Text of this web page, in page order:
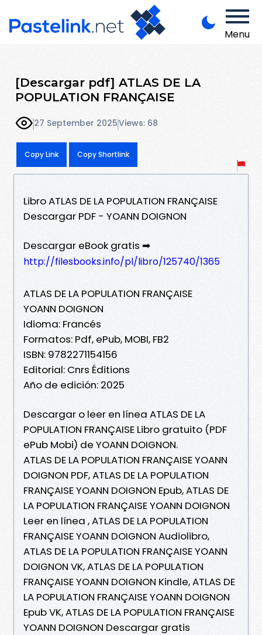
Menu
[Descargar pdf] ATLAS DE LA
POPULATION FRANÇAISE
27 September 2025Views: 68
Copy Link Copy Shortlink
Libro ATLAS DE LA POPULATION FRANÇAISE
Descargar PDF - YOANN DOIGNON
Descargar eBook gratis ➡
http://filesbooks.info/pl/libro/125740/1365
ATLAS DE LA POPULATION FRANÇAISE
YOANN DOIGNON
Idioma: Francés
Formatos: Pdf, ePub, MOBI, FB2
ISBN: 9782271154156
Editorial: Cnrs Éditions
Año de edición: 2025
Descargar o leer en línea ATLAS DE LA
POPULATION FRANÇAISE Libro gratuito (PDF
ePub Mobi) de YOANN DOIGNON.
ATLAS DE LA POPULATION FRANÇAISE YOANN
DOIGNON PDF, ATLAS DE LA POPULATION
FRANÇAISE YOANN DOIGNON Epub, ATLAS DE
LA POPULATION FRANÇAISE YOANN DOIGNON
Leer en línea , ATLAS DE LA POPULATION
FRANÇAISE YOANN DOIGNON Audiolibro,
ATLAS DE LA POPULATION FRANÇAISE YOANN
DOIGNON VK, ATLAS DE LA POPULATION
FRANÇAISE YOANN DOIGNON Kindle, ATLAS DE
LA POPULATION FRANÇAISE YOANN DOIGNON
Epub VK, ATLAS DE LA POPULATION FRANÇAISE
YOANN DOIGNON Descargar gratis